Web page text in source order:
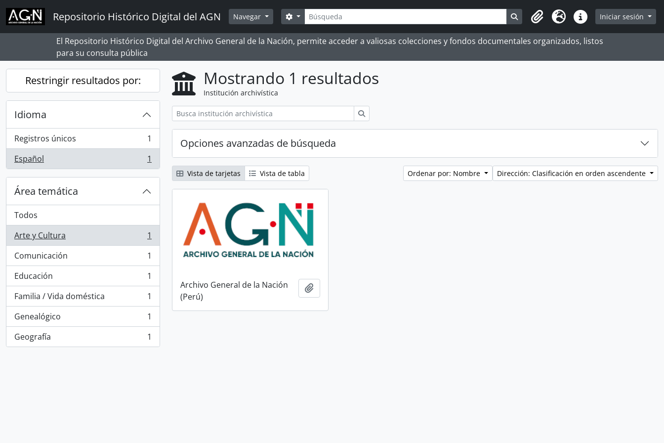
Skip to main content
Repositorio Histórico Digital del AGN Navegar Búsqueda
Search options Search in browse page
Portapapeles
Idioma Enlaces rápidos
Iniciar sesión
El Repositorio Histórico Digital del Archivo General de la Nación, permite acceder a valiosas colecciones y fondos documentales organizados, listos
para su consulta pública
Restringir resultados por:
Idioma
Registros únicos
, 1 resultados
1
Español
, 1 resultados 1
Área temática
Todos
Arte y Cultura
, 1 resultados
1
Comunicación
, 1 resultados
1
Educación
, 1 resultados
1
Familia / Vida doméstica
, 1 resultados
1
Genealógico
, 1 resultados
1
Geografía
, 1 resultados 1
Mostrando 1 resultados
Institución archivística
Opciones avanzadas de búsqueda
Vista de tarjetas Vista de tabla Ordenar por: Nombre Dirección: Clasificación en orden ascendente
Archivo General de la Nación
(Perú)